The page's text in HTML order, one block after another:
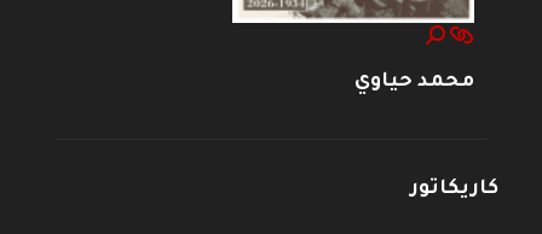
محمد حياوي
كاريكاتور